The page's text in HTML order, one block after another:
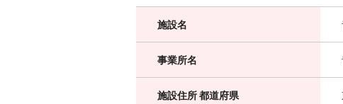
施設名
事業所名
施設住所 都道府県